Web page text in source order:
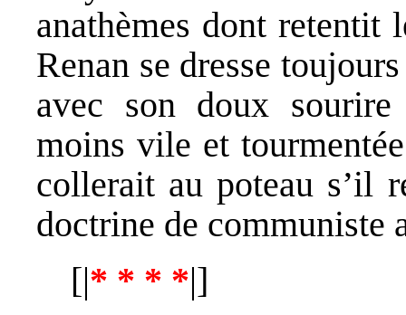
anathèmes dont retentit
Renan se dresse
avec son doux sourire
moins vile et
collerait au poteau s’il
doctrine de communiste
[|* * * *|]